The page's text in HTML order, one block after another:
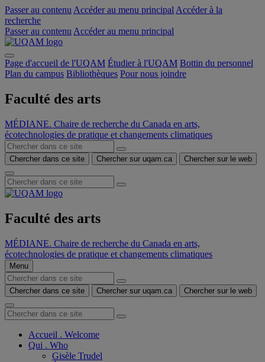
Passer au contenu Accéder au menu principal Accéder à la
recherche
Passer au contenu Accéder au menu principal
Page d'accueil de l'UQAM Étudier à l'UQAM Bottin du personnel
Plan du campus Bibliothèques Pour nous joindre
Faculté des arts
MÉDIANE. Chaire de recherche du Canada en arts,
écotechnologies de pratique et changements climatiques
Chercher dans ce site Chercher sur uqam.ca Chercher sur le web
Faculté des arts
MÉDIANE. Chaire de recherche du Canada en arts,
écotechnologies de pratique et changements climatiques
Menu
Chercher dans ce site Chercher sur uqam.ca Chercher sur le web
Accueil . Welcome
Qui . Who
Gisèle Trudel